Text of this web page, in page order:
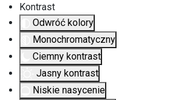
Kontrast
Odwróć kolory
Monochromatyczny
Ciemny kontrast
Jasny kontrast
Niskie nasycenie